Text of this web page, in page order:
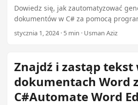
Dowiedz się, jak zautomatyzować
dokumentów w C# za pomocą
Mail Merge.Od raportów do listów i
aplikacje .NET z dynamicznymi
99 dolarów.
stycznia 1, 2024 · 5 min · Usman Aziz
Znajdź i zastąp tekst
dokumentach Word
C#Automate Word